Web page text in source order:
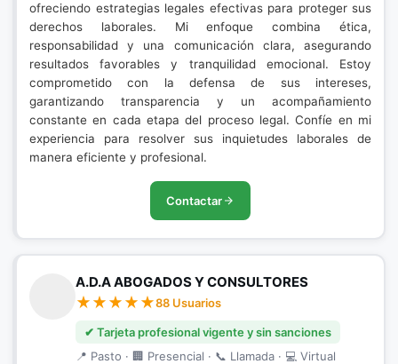
ofreciendo estrategias legales efectivas para proteger sus
derechos laborales. Mi enfoque combina ética,
responsabilidad y una comunicación clara, asegurando
resultados favorables y tranquilidad emocional. Estoy
comprometido con la defensa de sus intereses,
garantizando transparencia y un acompañamiento
constante en cada etapa del proceso legal. Confíe en mi
experiencia para resolver sus inquietudes laborales de
manera eficiente y profesional.
Contactar
A.D.A ABOGADOS Y CONSULTORES
88 Usuarios
✔ Tarjeta profesional vigente y sin sanciones
📍 Pasto · 🏢 Presencial · 📞 Llamada · 💻 Virtual